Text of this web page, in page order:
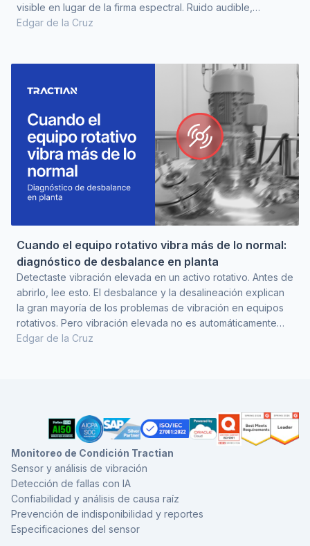
visible en lugar de la firma espectral. Ruido audible,
temperatura elevada o vibración global alta son puntos de
avanzada. El margen de decisión se reduce y lo que pudo
ser un reemplazo programado se convierte e
Edgar de la Cruz
Cuando el equipo rotativo vibra más de lo normal:
diagnóstico de desbalance en planta
Detectaste vibración elevada en un activo rotativo. Antes de
abrirlo, lee esto. El desbalance y la desalineación explican
la gran mayoría de los problemas de vibración en equipos
rotativos. Pero vibración elevada no es automáticamente
desbalance, y esa confusión es la que hace que se envíe a
Edgar de la Cruz
Monitoreo de Condición Tractian
Sensor y análisis de vibración
Detección de fallas con IA
Confiabilidad y análisis de causa raíz
Prevención de indisponibilidad y reportes
Especificaciones del sensor